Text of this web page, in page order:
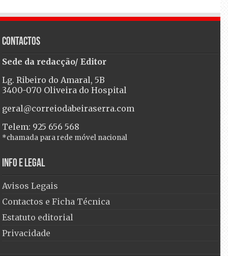
Contactos
Sede da redacção/ Editor
Lg. Ribeiro do Amaral, 5B
3400-070 Oliveira do Hospital
geral@correiodabeiraserra.com
Telem: 925 656 568
*chamada para rede móvel nacional
Info e Legal
Avisos Legais
Contactos e Ficha Técnica
Estatuto editorial
Privacidade